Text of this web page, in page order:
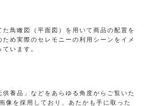
た鳥瞰図（平面図）を用いて商品の配置を
ため実際のセレモニーの利用シーンをイメ
います。
供養品」などをあらゆる角度からご覧いた
像を採用しており、あたかも手に取った